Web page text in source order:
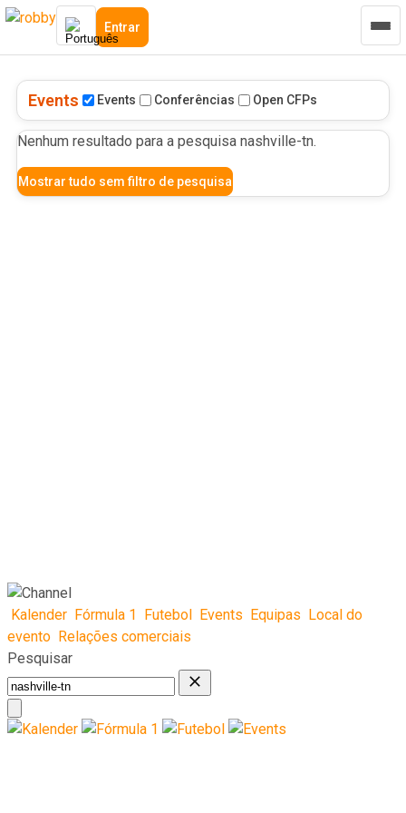
Entrar
Events Events Conferências Open CFPs
Nenhum resultado para a pesquisa nashville-tn.
Mostrar tudo sem filtro de pesquisa
Kalender Fórmula 1 Futebol Events Equipas Local do
evento Relações comerciais
Pesquisar